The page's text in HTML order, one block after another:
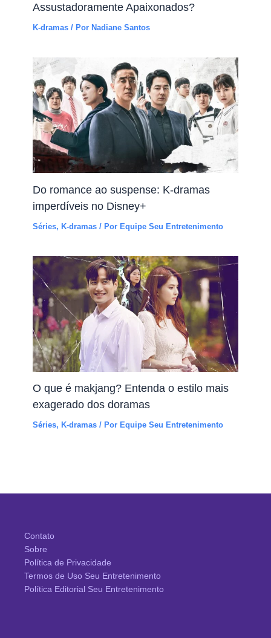
Assustadoramente Apaixonados?
K-dramas / Por Nadiane Santos
Do romance ao suspense: K-dramas
imperdíveis no Disney+
Séries,K-dramas / PorEquipe Seu Entretenimento
O que é makjang? Entenda o estilo mais
exagerado dos doramas
Séries, K-dramas / Por Equipe Seu Entretenimento
Contato
Sobre
Política de Privacidade
Termos de Uso Seu Entretenimento
Política Editorial Seu Entretenimento